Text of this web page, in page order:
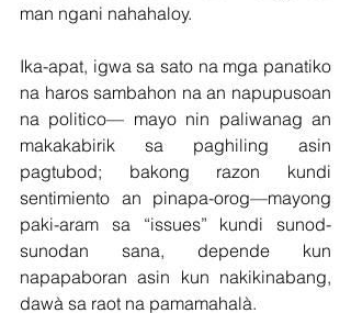
man ngani nahahaloy.
Ika-apat, igwa sa sato na mga panatiko
na haros sambahon na an napupusoan
na politico— mayo nin paliwanag an
makakabirik sa paghiling asin
pagtubod; bakong razon kundi
sentimiento an pinapa-orog—mayong
paki-aram sa “issues” kundi sunod-
sunodan sana, depende kun
napapaboran asin kun nakikinabang,
dawà sa raot na pamamahalà.